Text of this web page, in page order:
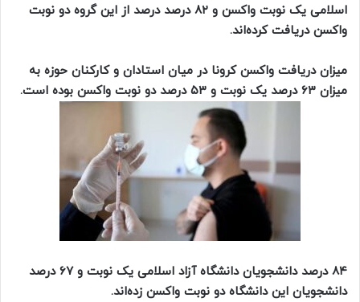
اسلامی یک نوبت واکسن و ۸۲ درصد درصد از این گروه دو نوبت
واکسن دریافت کرده‌اند.
میزان دریافت واکسن کرونا در میان استادان و کارکنان حوزه به
میزان ۶۳ درصد یک نوبت و ۵۳ درصد دو نوبت واکسن بوده است.
۸۴ درصد دانشجویان دانشگاه آزاد اسلامی یک نوبت و ۶۷ درصد
دانشجویان این دانشگاه دو نوبت واکسن زده‌اند.